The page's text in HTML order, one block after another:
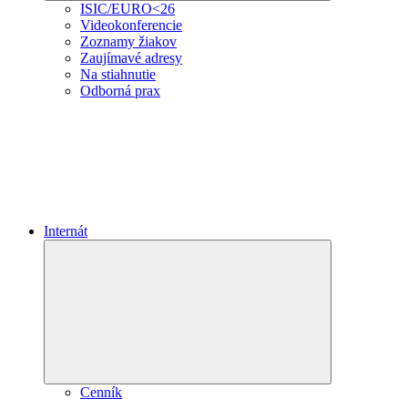
ISIC/EURO<26
Videokonferencie
Zoznamy žiakov
Zaujímavé adresy
Na stiahnutie
Odborná prax
Internát
Cenník